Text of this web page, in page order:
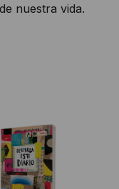
nuestra vida.